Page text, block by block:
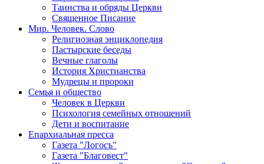
Таинства и обряды Церкви
Священное Писание
Мир. Человек. Слово
Религиозная энциклопедия
Пастырские беседы
Вечные глаголы
История Христианства
Мудрецы и пророки
Семья и общество
Человек в Церкви
Психология семейных отношений
Дети и воспитание
Епархиальная пресса
Газета "Логосъ"
Газета "Благовест"